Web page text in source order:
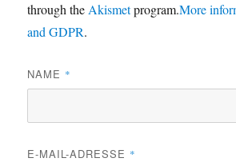
through the Akismetprogram.More
and GDPR.
NAME *
E-MAIL-ADRESSE *